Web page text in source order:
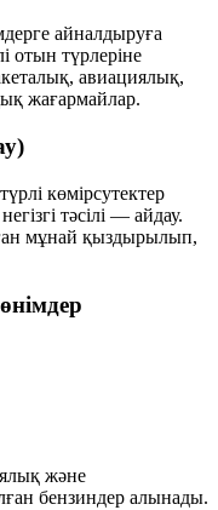
айналдыруға
отын түрлеріне
авиациялық,
жағармайлар.
көмірсутектер
тәсілі — айдау.
мұнай қыздырылып,
және
бензиндер алынады.